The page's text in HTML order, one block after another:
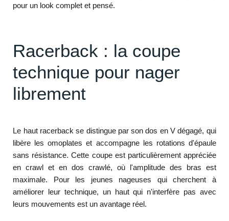
pour un look complet et pensé.
Racerback : la coupe
technique pour nager
librement
Le haut racerback se distingue par son dos en V dégagé, qui
libère les omoplates et accompagne les rotations d'épaule
sans résistance. Cette coupe est particulièrement appréciée
en crawl et en dos crawlé, où l'amplitude des bras est
maximale. Pour les jeunes nageuses qui cherchent à
améliorer leur technique, un haut qui n'interfère pas avec
leurs mouvements est un avantage réel.